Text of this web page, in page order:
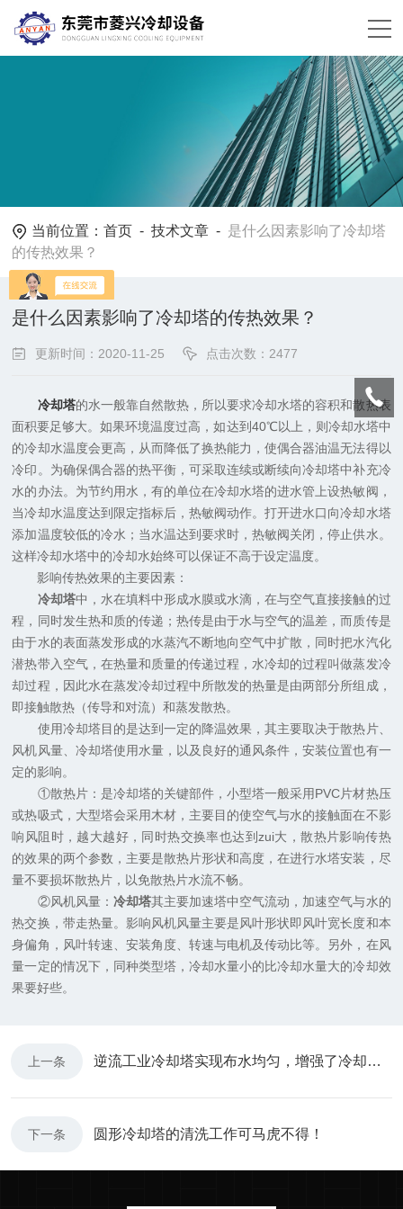
当前位置：首页 -技术文章 - 是什么因素影响了冷却塔
的传热效果？
是什么因素影响了冷却塔的传热效果？
更新时间：2020-11-25 点击次数：2477
冷却塔的水一般靠自然散热，所以要求冷却水塔的容积和散热表
面积要足够大。如果环境温度过高，如达到40℃以上，则冷却水塔中
的冷却水温度会更高，从而降低了换热能力，使偶合器油温无法得以
冷印。为确保偶合器的热平衡，可采取连续或断续向冷却塔中补充冷
水的办法。为节约用水，有的单位在冷却水塔的进水管上设热敏阀，
当冷却水温度达到限定指标后，热敏阀动作。打开进水口向冷却水塔
添加温度较低的冷水；当水温达到要求时，热敏阀关闭，停止供水。
这样冷却水塔中的冷却水始终可以保证不高于设定温度。
影响传热效果的主要因素：
冷却塔中，水在填料中形成水膜或水滴，在与空气直接接触的过
程，同时发生热和质的传递；热传是由于水与空气的温差，而质传是
由于水的表面蒸发形成的水蒸汽不断地向空气中扩散，同时把水汽化
潜热带入空气，在热量和质量的传递过程，水冷却的过程叫做蒸发冷
却过程，因此水在蒸发冷却过程中所散发的热量是由两部分所组成，
即接触散热（传导和对流）和蒸发散热。
使用冷却塔目的是达到一定的降温效果，其主要取决于散热片、
风机风量、冷却塔使用水量，以及良好的通风条件，安装位置也有一
定的影响。
①散热片：是冷却塔的关键部件，小型塔一般采用PVC片材热压
或热吸式，大型塔会采用木材，主要目的使空气与水的接触面在不影
响风阻时，越大越好，同时热交换率也达到zui大，散热片影响传热
的效果的两个参数，主要是散热片形状和高度，在进行水塔安装，尽
量不要损坏散热片，以免散热片水流不畅。
②风机风量： 冷却塔其主要加速塔中空气流动，加速空气与水的
热交换，带走热量。影响风机风量主要是风叶形状即风叶宽长度和本
身偏角，风叶转速、安装角度、转速与电机及传动比等。另外，在风
量一定的情况下，同种类型塔，冷却水量小的比冷却水量大的冷却效
果要好些。
上一条 逆流工业冷却塔实现布水均匀，增强了冷却效果
下一条 圆形冷却塔的清洗工作可马虎不得！